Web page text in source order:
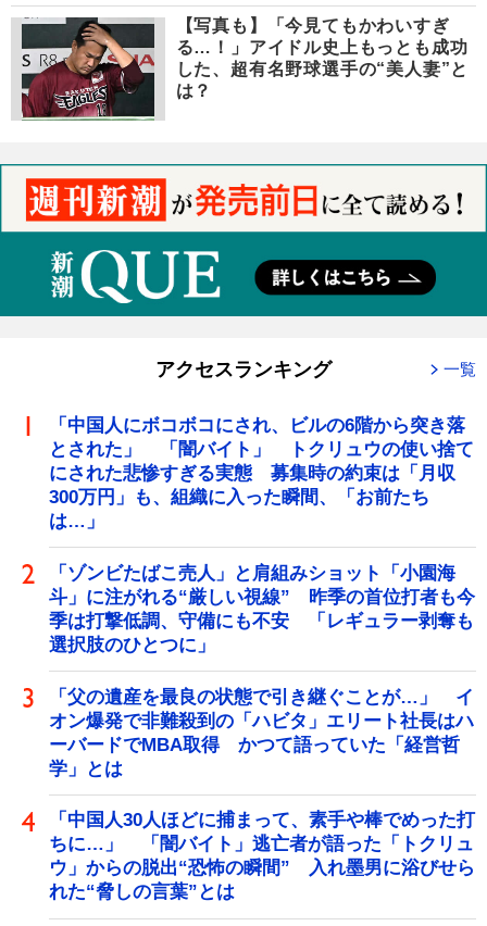
【写真も】「今見てもかわいすぎ
る…！」アイドル史上もっとも成功
した、超有名野球選手の“美人妻”と
は？
アクセスランキング 一覧
「中国人にボコボコにされ、ビルの6階から突き落
とされた」 「闇バイト」 トクリュウの使い捨て
にされた悲惨すぎる実態 募集時の約束は「月収
300万円」も、組織に入った瞬間、「お前たち
は…」
「ゾンビたばこ売人」と肩組みショット「小園海
斗」に注がれる“厳しい視線” 昨季の首位打者も今
季は打撃低調、守備にも不安 「レギュラー剥奪も
選択肢のひとつに」
「父の遺産を最良の状態で引き継ぐことが…」 イ
オン爆発で非難殺到の「ハビタ」エリート社長はハ
ーバードでMBA取得 かつて語っていた「経営哲
学」とは
「中国人30人ほどに捕まって、素手や棒でめった打
ちに…」 「闇バイト」逃亡者が語った「トクリュ
ウ」からの脱出“恐怖の瞬間” 入れ墨男に浴びせら
れた“脅しの言葉”とは